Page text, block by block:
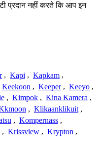
प्रदान नहीं करते कि आप इन
, Kapi , Kapkam ,
Keekoon , Keeper , Keeyo ,
, Kimpok , Kina Kamera ,
, Klikaanklikuit ,
, Kompernass ,
, Krissview , Krypton ,